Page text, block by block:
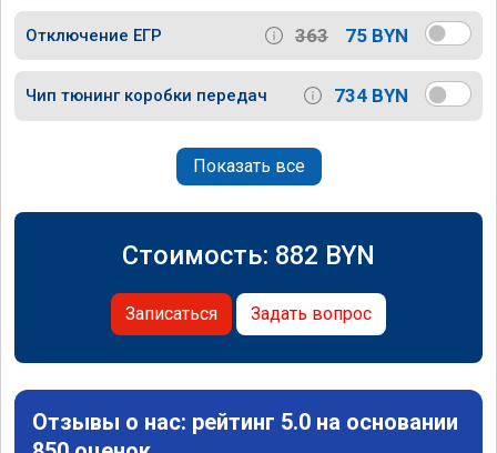
Отключение ЕГР 363 75 BYN
Чип тюнинг коробки передач 734 BYN
Показать все
Стоимость: 882 BYN
Записаться Задать вопрос
Отзывы о нас: рейтинг 5.0 на основании